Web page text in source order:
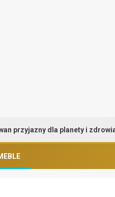
dla planety i zdrowia